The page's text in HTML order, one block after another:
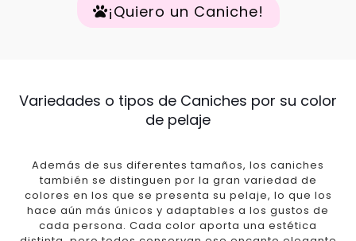
¡Quiero un Caniche!
Variedades o tipos de Caniches por su color
de pelaje
Además de sus diferentes tamaños, los caniches
también se distinguen por la gran variedad de
colores en los que se presenta su pelaje, lo que los
hace aún más únicos y adaptables a los gustos de
cada persona. Cada color aporta una estética